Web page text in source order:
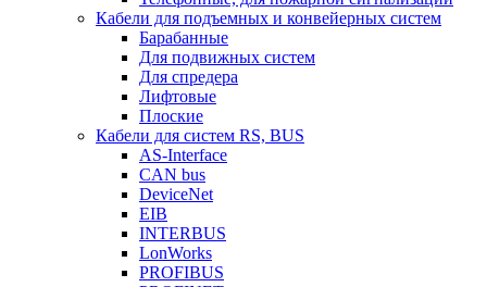
Кабели для подъемных и конвейерных систем
Барабанные
Для подвижных систем
Для спредера
Лифтовые
Плоские
Кабели для систем RS, BUS
AS-Interface
CAN bus
DeviceNet
EIB
INTERBUS
LonWorks
PROFIBUS